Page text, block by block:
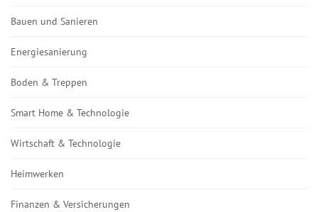
Bauen und Sanieren
Energiesanierung
Boden & Treppen
Smart Home & Technologie
Wirtschaft & Technologie
Heimwerken
Finanzen & Versicherungen